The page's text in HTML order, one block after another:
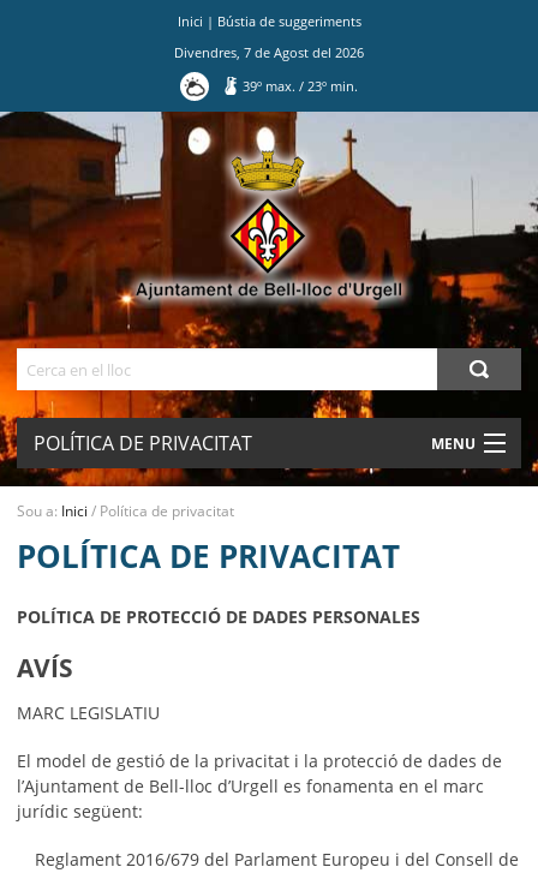
Inici | Bústia de suggeriments
Divendres 7 de Agost del 2026
39º max./ 23º min.
POLÍTICA DE PRIVACITAT MENU
MUNICIPI
BELL-LLOC SOLUCIONA
Sou a: Inici / Política de privacitat
POLÍTICA DE PRIVACITAT
POLÍTICA DE PROTECCIÓ DE DADES PERSONALES
AVÍS
MARC LEGISLATIU
El model de gestió de la privacitat i la protecció de dades de
l’Ajuntament de Bell-lloc d’Urgell es fonamenta en el marc
jurídic següent:
Reglament 2016/679 del Parlament Europeu i del Consell de